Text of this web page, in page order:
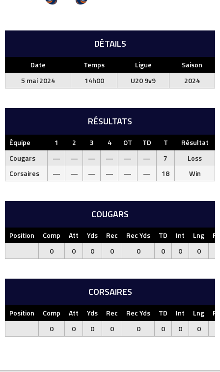
DÉTAILS
Date Temps Ligue
Saison
5 mai 2024
14h00 U20 9v9 2024
RÉSULTATS
Équipe 1 2 3 4 OT TD T
Résultat
Cougars
— — — — — — 7
Loss
Corsaires
— — — — — — 18 Win
COUGARS
Position Comp Att Yds Rec Rec Yds TD Int Lng
0
0 0 0 0 0 0 0
CORSAIRES
Position Comp Att Yds Rec Rec Yds TD Int Lng
0
0 0 0 0 0 0 0